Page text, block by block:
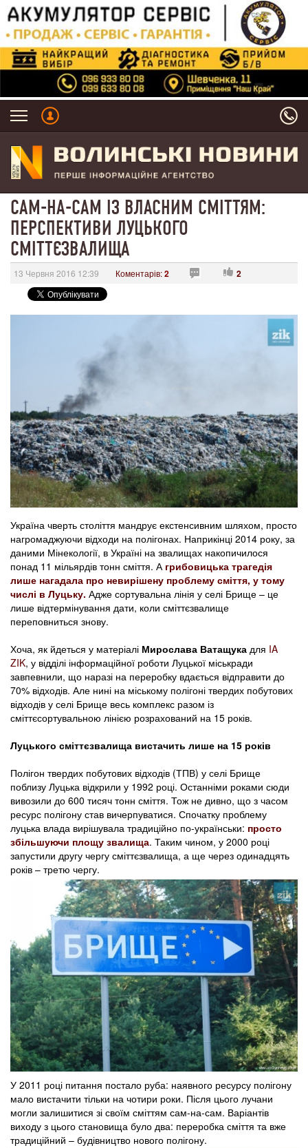
САМ-НА-САМ ІЗ ВЛАСНИМ СМІТТЯМ:
ПЕРСПЕКТИВИ ЛУЦЬКОГО
СМІТТЄЗВАЛИЩА
13 Червня 2016 12:39 Коментарів:2 2
Україна чверть століття мандрує екстенсивним шляхом, просто
нагромаджуючи відходи на полігонах. Наприкінці 2014 року, за
даними Мінекології, в Україні на звалищах накопичилося
понад 11 мільярдів тонн сміття. А грибовицька трагедія
лише нагадала про невирішену проблему сміття, у тому
числі в Луцьку. Адже сортувальна лінія у селі Брище – це
лише відтермінування дати, коли сміттєзвалище
переповниться знову.
Хоча, як йдеться у матеріалі Мирослава Ватащука для IA
ZIK, у відділі інформаційної роботи Луцької міськради
завпевнили, що наразі на переробку вдається відправити до
70% відходів. Але нині на міському полігоні твердих побутових
відходів у селі Брище весь комплекс разом із
сміттєсортувальною лінією розрахований на 15 років.
Луцького сміттєзвалища вистачить лише на 15 років
Полігон твердих побутових відходів (ТПВ) у селі Брище
поблизу Луцька відкрили у 1992 році. Останніми роками сюди
вивозили до 600 тисяч тонн сміття. Тож не дивно, що з часом
ресурс полігону став вичерпуватися. Спочатку проблему
луцька влада вирішувала традиційно по-українськи: просто
збільшуючи площу звалища. Таким чином, у 2000 році
запустили другу чергу сміттєзвалища, а ще через одинадцять
років – третю чергу.
У 2011 році питання постало руба: наявного ресурсу полігону
мало вистачити тільки на чотири роки. Після цього лучани
могли залишитися зі своїм сміттям сам-на-сам. Варіантів
виходу з цього становища було два: переробка сміття та вже
традиційний – будівництво нового полігону.